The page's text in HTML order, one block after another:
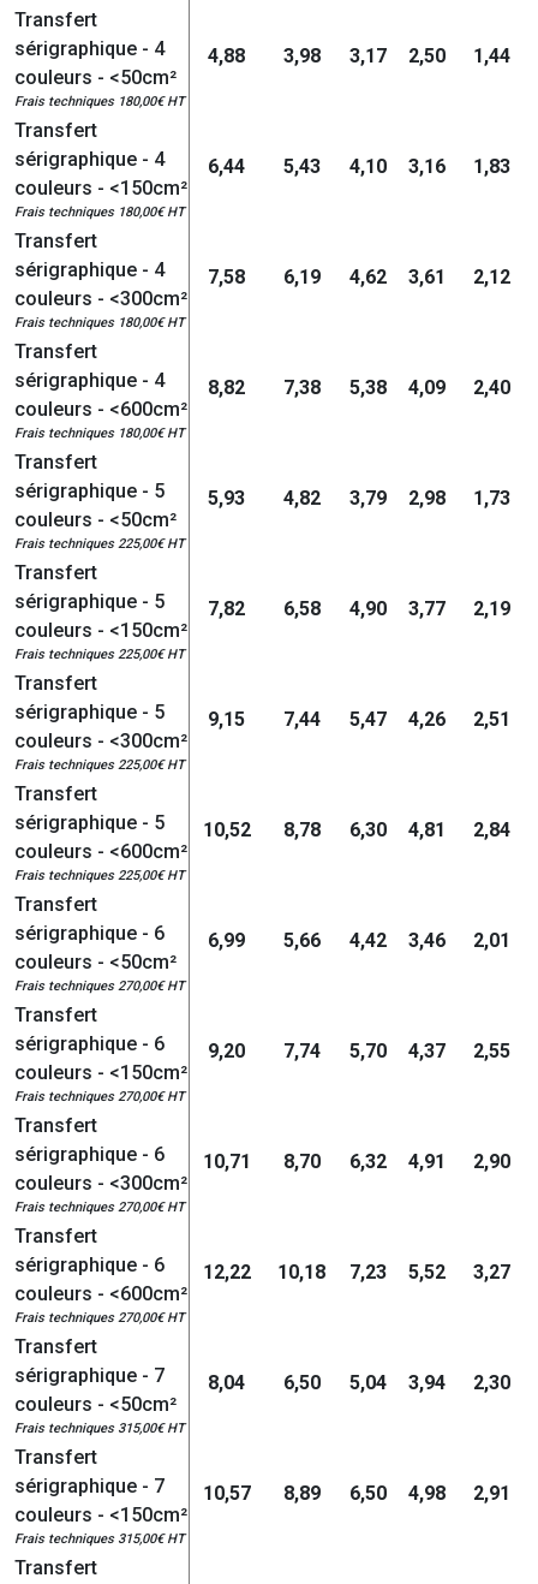
Transfert
sérigraphique - 4
couleurs - <50cm²
Frais techniques 180,00€ HT
4,88 3,98 3,17 2,50 1,44
Transfert
sérigraphique - 4
couleurs - <150cm²
Frais techniques 180,00€ HT
6,44 5,43 4,10 3,16 1,83
Transfert
sérigraphique - 4
couleurs - <300cm²
Frais techniques 180,00€ HT
7,58 6,19 4,62 3,61 2,12
Transfert
sérigraphique - 4
couleurs - <600cm²
Frais techniques 180,00€ HT
8,82 7,38 5,38 4,09 2,40
Transfert
sérigraphique - 5
couleurs - <50cm²
Frais techniques 225,00€ HT
5,93 4,82 3,79 2,98 1,73
Transfert
sérigraphique - 5
couleurs - <150cm²
Frais techniques 225,00€ HT
7,82 6,58 4,90 3,77 2,19
Transfert
sérigraphique - 5
couleurs - <300cm²
Frais techniques 225,00€ HT
9,15 7,44 5,47 4,26 2,51
Transfert
sérigraphique - 5
couleurs - <600cm²
Frais techniques 225,00€ HT
10,52 8,78 6,30 4,81 2,84
Transfert
sérigraphique - 6
couleurs - <50cm²
Frais techniques 270,00€ HT
6,99 5,66 4,42 3,46 2,01
Transfert
sérigraphique - 6
couleurs - <150cm²
Frais techniques 270,00€ HT
9,20 7,74 5,70 4,37 2,55
Transfert
sérigraphique - 6
couleurs - <300cm²
Frais techniques 270,00€ HT
10,71 8,70 6,32 4,91 2,90
Transfert
sérigraphique - 6
couleurs - <600cm²
Frais techniques 270,00€ HT
12,22 10,18 7,23 5,52 3,27
Transfert
sérigraphique - 7
couleurs - <50cm²
Frais techniques 315,00€ HT
8,04 6,50 5,04 3,94 2,30
Transfert
sérigraphique - 7
couleurs - <150cm²
Frais techniques 315,00€ HT
10,57 8,89 6,50 4,98 2,91
Transfert